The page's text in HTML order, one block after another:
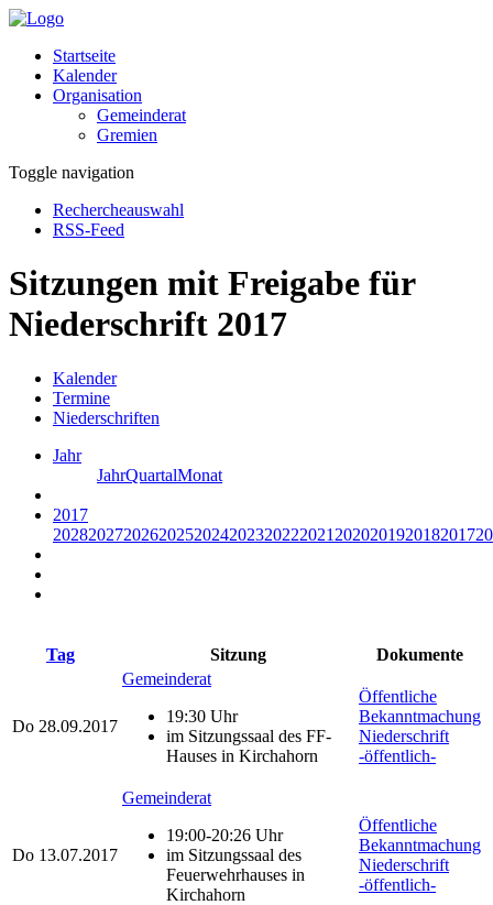
Startseite
Kalender
Organisation
Gemeinderat
Gremien
Toggle navigation
Rechercheauswahl
RSS-Feed
Sitzungen mit Freigabe für
Niederschrift 2017
Kalender
Termine
Niederschriften
Jahr
JahrQuartalMonat
2017
20282027202620252024202320222021 2020201920182017
Tag Sitzung Dokumente
Do 28.09.2017
Gemeinderat
19:30 Uhr
im Sitzungssaal des FF-
Hauses in Kirchahorn
Öffentliche
Bekanntmachung
Niederschrift
-öffentlich-
Do 13.07.2017
Gemeinderat
19:00-20:26 Uhr
im Sitzungssaal des
Feuerwehrhauses in
Kirchahorn
Öffentliche
Bekanntmachung
Niederschrift
-öffentlich-